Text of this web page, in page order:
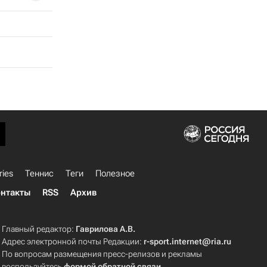
Теннис Теги
Полезное
RSS Архив
Главный редактор: Гаврилова А.В.
Адрес электронной почты Редакции: r-sport.internet@ria.ru
По вопросам размещения пресс-релизов и рекламы